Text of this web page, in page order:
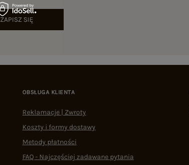
ZAPISZ SIĘ
OBSŁUGA KLIENTA
Reklamacje | Zwroty
Koszty i formy dostawy
Metody płatności
FAQ - Najczęściej zadawane pytania